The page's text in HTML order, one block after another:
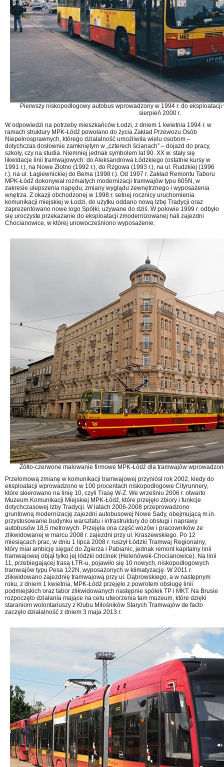
Pierwszy niskopodłogowy autobus wprowadzony w 1994 r. do
sierpień 2000 r.
W odpowiedzi na potrzeby mieszkańców Łodzi, z dniem 1 kwietnia 1994 r. w
ramach struktury MPK-Łódź powołano do życia Zakład Przewozu Osób
Niepełnosprawnych, którego działalność umożliwiła wielu osobom –
dotychczas dosłownie zamkniętym w „czterech ścianach” – dojazd do pracy,
szkoły, czy na studia. Niemniej jednak symbolem lat 90. XX w. stały się
likwidacje linii tramwajowych: do Aleksandrowa Łódzkiego (ostatnie kursy w
1991 r.), na Nowe Złotno (1992 r.), do Rzgowa (1993 r.), na ul. Rudzkiej (1996
r.), na ul. Łagiewnickiej do Bema (1998 r.). Od 1997 r. Zakład Remontu Taboru
MPK-Łódź dokonywał rozmaitych modernizacji tramwajów typu 805N, w
zakresie ulepszenia napędu, zmiany wyglądu zewnętrznego i wyposażenia
wnętrza. Z okazji obchodzonej w 1998 r. setnej rocznicy uruchomienia
komunikacji miejskiej w Łodzi, do użytku oddano nową Izbę Tradycji oraz
zaprezentowano nowe logo Spółki, używane do dziś. W połowie 1999 r. odbyło
się uroczyste przekazanie do eksploatacji zmodernizowanej hali zajezdni
Chocianowice, w której unowocześniono wyposażenie.
Żółto-czerwone malowanie firmowe MPK-Łódź dla tramwajów
Przełomową zmianę w komunikacji tramwajowej przyniósł rok 2002, kiedy do
eksploatacji wprowadzono w 100 procentach niskopodłogowe Cityrunnery,
które skierowano na linię 10, czyli Trasę W-Z. We wrześniu 2006 r. otwarto
Muzeum Komunikacji Miejskiej MPK-Łódź, które przejęło zbiory i funkcje
dotychczasowej Izby Tradycji. W latach 2006-2008 przeprowadzono
gruntowną modernizację zajezdni autobusowej Nowe Sady, obejmującą m.in.
przystosowanie budynku warsztatu i infrastruktury do obsługi i naprawy
autobusów 18,5 metrowych. Przejęła ona część wozów i pracowników ze
zlikwidowanej w marcu 2008 r. zajezdni przy ul. Kraszewskiego. Po 12
miesiącach prac, w dniu 1 lipca 2008 r. ruszył Łódzki Tramwaj Regionalny,
który miał ambicję sięgać do Zgierza i Pabianic, jednak remont kapitalny linii
tramwajowej objął tylko jej łódzki odcinek (Helenówek-Chocianowice). Na linii
11, przebiegającej trasą ŁTR-u, pojawiło się 10 nowych, niskopodłogowych
tramwajów typu Pesa 122N, wyposażonych w klimatyzację. W 2011 r.
zlikwidowano zajezdnię tramwajową przy ul. Dąbrowskiego, a w następnym
roku, z dniem 1 kwietnia, MPK-Łódź przejęło z powrotem obsługę linii
podmiejskich oraz tabor zlikwidowanych następnie spółek TP i MKT. Na Brusie
rozpoczęto działania mające na celu utworzenia tam muzeum, które dzięki
staraniom wolontariuszy z Klubu Miłośników Starych Tramwajów de facto
zaczęło działalność z dniem 3 maja 2013 r.